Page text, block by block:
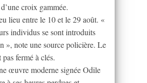
croix gammée.
lieu entre le 10 et le 29 août. «
individus se sont introduits
», note une source policière. Le
pas fermé à clés.
œuvre moderne signée Odile